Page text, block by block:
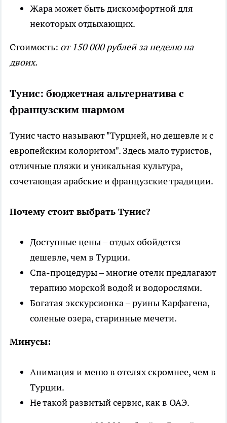
Жара может быть дискомфортной для
некоторых отдыхающих.
Стоимость: от 150 000 рублей за неделю на
двоих.
Тунис: бюджетная альтернатива с
французским шармом
Тунис часто называют "Турцией, но дешевле и с
европейским колоритом". Здесь мало туристов,
отличные пляжи и уникальная культура,
сочетающая арабские и французские традиции.
Почему стоит выбрать Тунис?
Доступные цены – отдых обойдется
дешевле, чем в Турции.
Спа-процедуры – многие отели предлагают
терапию морской водой и водорослями.
Богатая экскурсионка – руины Карфагена,
соленые озера, старинные мечети.
Минусы:
Анимация и меню в отелях скромнее, чем в
Турции.
Не такой развитый сервис, как в ОАЭ.